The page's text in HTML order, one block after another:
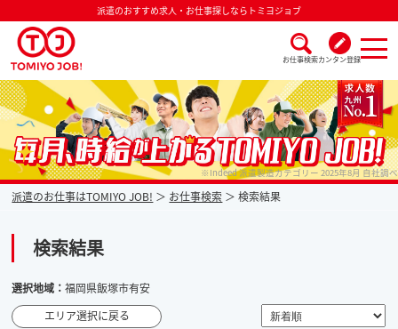
派遣のおすすめ求人・お仕事探しならトミヨジョブ
お仕事検索カンタン登録
派遣なら毎月時給が上がるトミヨジョブ ※Indeed 派遣製造カテゴリー 2025年8月 自社調べ
派遣のお仕事はTOMIYO JOB! お仕事検索 検索結果
検索結果
選択地域：福岡県飯塚市有安
エリア選択に戻る